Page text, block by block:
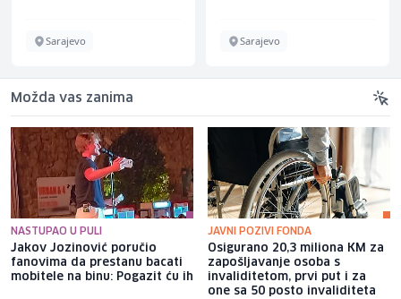
Sarajevo Sarajevo
Možda vas zanima
NASTUPAO U PULI
Jakov Jozinović poručio
fanovima da prestanu bacati
mobitele na binu: Pogazit ću ih
JAVNI POZIVI FONDA
Osigurano 20,3 miliona KM za
zapošljavanje osoba s
invaliditetom, prvi put i za
one sa 50 posto invaliditeta